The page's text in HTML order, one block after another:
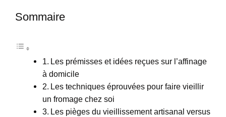
Sommaire
Les prémisses et idées reçues sur l’affinage
à domicile
Les techniques éprouvées pour faire vieillir
un fromage chez soi
Les pièges du vieillissement artisanal versus